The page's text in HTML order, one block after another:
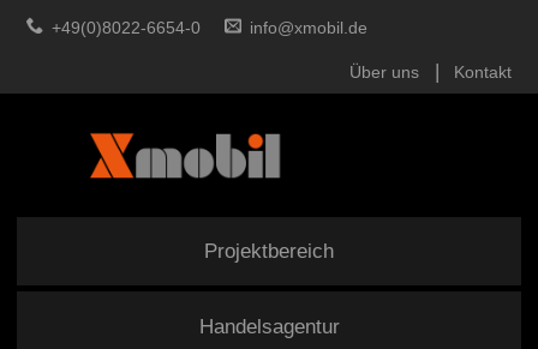
+49(0)8022-6654-0 info@xmobil.de
Über uns Kontakt
Projektbereich
Handelsagentur